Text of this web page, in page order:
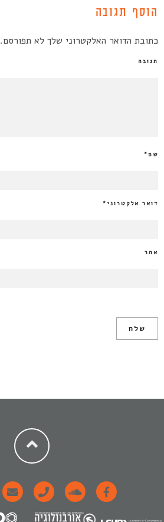
הוסף תגובה
כתובת הדואר האלקטרוני שלך לא תפורסם.
תגובה
שם*
דואר אלקטרוני *
אתר